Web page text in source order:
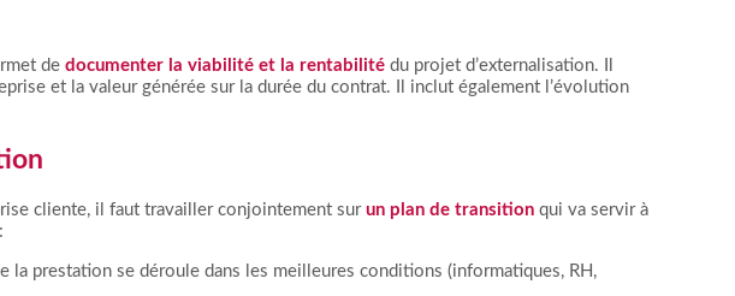
de documenter la viabilité et la rentabilité du projet d’externalisation. Il
et la valeur générée sur la durée du contrat. Il inclut également l’évolution
cliente, il faut travailler conjointement sur un plan de transition qui va servir à
la prestation se déroule dans les meilleures conditions (informatiques, RH,